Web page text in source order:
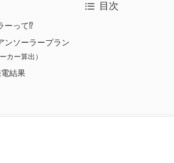
目次
ーって⁉
ンソーラープラン
カー算出）
結果